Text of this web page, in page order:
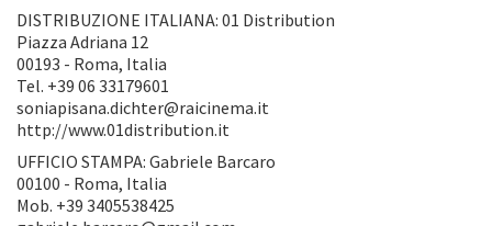
DISTRIBUZIONE ITALIANA: 01 Distribution
Piazza Adriana 12
00193 - Roma, Italia
Tel. +39 06 33179601
soniapisana.dichter@raicinema.it
http://www.01distribution.it
UFFICIO STAMPA: Gabriele Barcaro
00100 - Roma, Italia
Mob. +39 3405538425